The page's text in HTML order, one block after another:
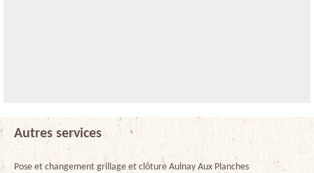
Autres services
Pose et changement grillage et clôture Aulnay Aux Planches